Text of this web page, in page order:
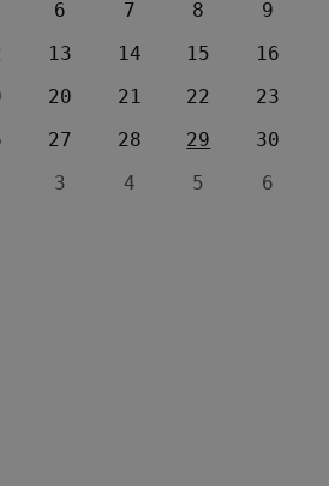
6 7 8
9
13 14 15
16
20 21 22
23
27 28 29
30
3 4 5 6